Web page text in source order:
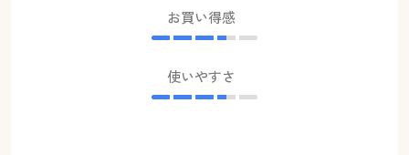
お買い得感
使いやすさ